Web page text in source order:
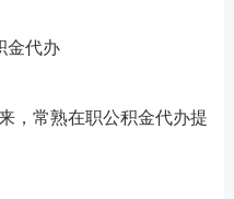
金代办
，常熟在职公积金代办提